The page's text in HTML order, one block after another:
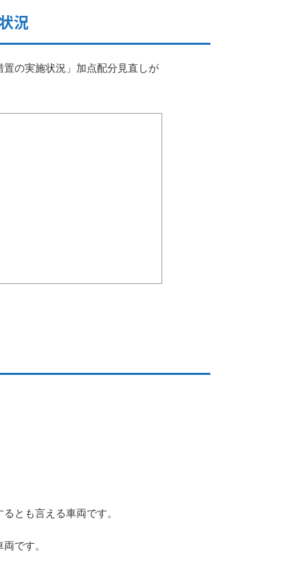
況
の実施状況」加点配分見直しが
とも言える車両です。
です。